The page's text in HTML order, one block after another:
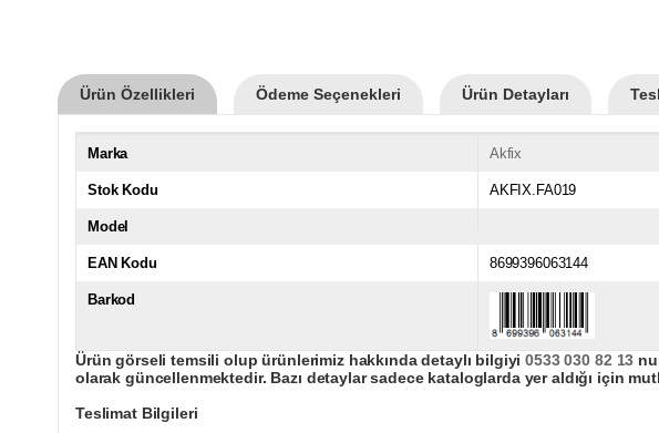
Ürün Özellikleri Ödeme Seçenekleri Ürün Detayları
Marka Akfix
Stok Kodu AKFIX.FA019
Model
EAN Kodu 8699396063144
Barkod
Ürün görseli temsili olup ürünlerimiz hakkında detaylı bilgiyi0533 030 82 13
olarak güncellenmektedir. Bazı detaylar sadece kataloglarda yer aldığı için
Teslimat Bilgileri